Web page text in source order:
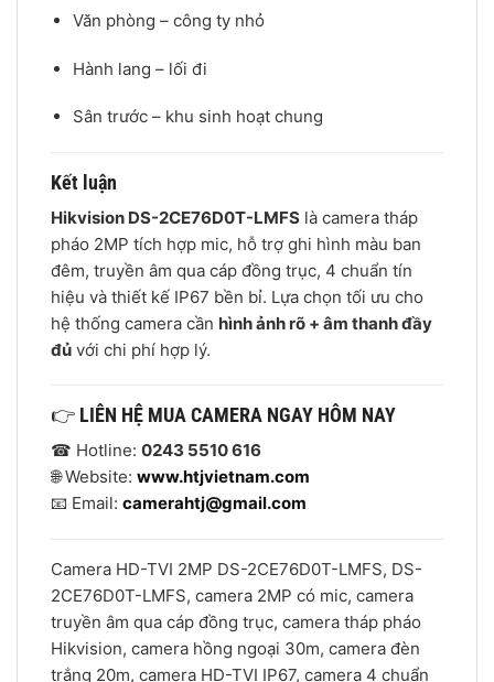
Văn phòng – công ty nhỏ
Hành lang – lối đi
Sân trước – khu sinh hoạt chung
Kết luận
Hikvision DS-2CE76D0T-LMFS là camera tháp
pháo 2MP tích hợp mic, hỗ trợ ghi hình màu ban
đêm, truyền âm qua cáp đồng trục, 4 chuẩn tín
hiệu và thiết kế IP67 bền bỉ. Lựa chọn tối ưu cho
hệ thống camera cần hình ảnh rõ + âm thanh đầy
đủ với chi phí hợp lý.
👉 LIÊN HỆ MUA CAMERA NGAY HÔM NAY
☎ Hotline: 0243 5510 616
🌐 Website: www.htjvietnam.com
📧 Email: camerahtj@gmail.com
Camera HD-TVI 2MP DS-2CE76D0T-LMFS, DS-
2CE76D0T-LMFS, camera 2MP có mic, camera
truyền âm qua cáp đồng trục, camera tháp pháo
Hikvision, camera hồng ngoại 30m, camera đèn
trắng 20m, camera HD-TVI IP67, camera 4 chuẩn